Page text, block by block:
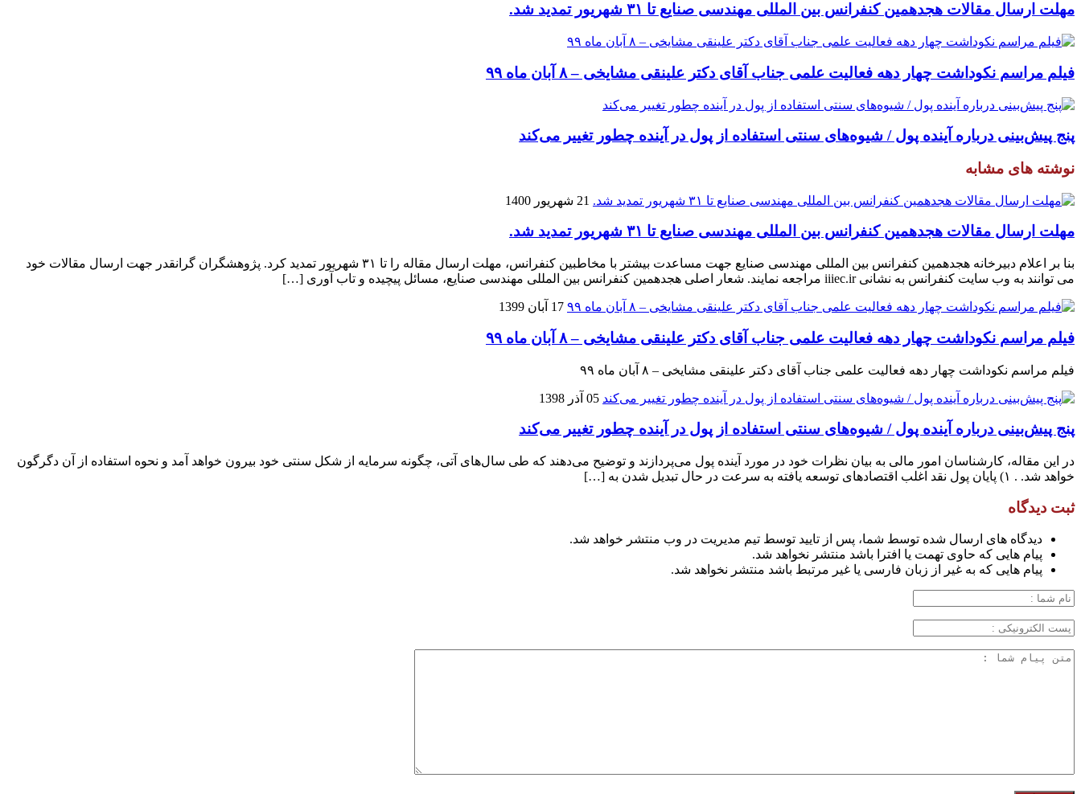
مهلت ارسال مقالات هجدهمین کنفرانس بین المللی مهندسی صنایع تا ۳۱ شهریور تمدید شد.
فیلم مراسم نکوداشت چهار دهه فعالیت علمی جناب آقای دکتر علینقی مشایخی – ۸ آبان ماه ۹۹
پنج پیش‌بینی درباره آینده پول / شیوه‌های سنتی استفاده از پول در آینده چطور تغییر می‌کند
نوشته های مشابه
21 شهریور 1400
مهلت ارسال مقالات هجدهمین کنفرانس بین المللی مهندسی صنایع تا ۳۱ شهریور تمدید شد.
بنا بر اعلام دبیرخانه هجدهمین کنفرانس بین المللی مهندسی صنایع جهت مساعدت بیشتر با مخاطبین کنفرانس، مهلت ارسال مقاله را تا ۳۱ شهریور تمدید کرد. پژوهشگران گرانقدر جهت ارسال مقالات خود
می توانند به وب سایت کنفرانس به نشانی iiiec.ir مراجعه نمایند. شعار اصلی هجدهمین کنفرانس بین المللی مهندسی صنایع، مسائل پیچیده و تاب آوری […]
17 آبان 1399
فیلم مراسم نکوداشت چهار دهه فعالیت علمی جناب آقای دکتر علینقی مشایخی – ۸ آبان ماه ۹۹
فیلم مراسم نکوداشت چهار دهه فعالیت علمی جناب آقای دکتر علینقی مشایخی – ۸ آبان ماه ۹۹
05 آذر 1398
پنج پیش‌بینی درباره آینده پول / شیوه‌های سنتی استفاده از پول در آینده چطور تغییر می‌کند
در این مقاله، کارشناسان امور مالی به بیان نظرات خود در مورد آینده پول می‌پردازند و توضیح می‌دهند که طی سال‌های آتی، چگونه سرمایه از شکل سنتی خود بیرون خواهد آمد و نحوه استفاده از آن دگرگون
خواهد شد. . ۱) پایان پول نقد اغلب اقتصادهای توسعه یافته به سرعت در حال تبدیل شدن به […]
ثبت دیدگاه
دیدگاه های ارسال شده توسط شما، پس از تایید توسط تیم مدیریت در وب منتشر خواهد شد.
پیام هایی که حاوی تهمت یا افترا باشد منتشر نخواهد شد.
پیام هایی که به غیر از زبان فارسی یا غیر مرتبط باشد منتشر نخواهد شد.